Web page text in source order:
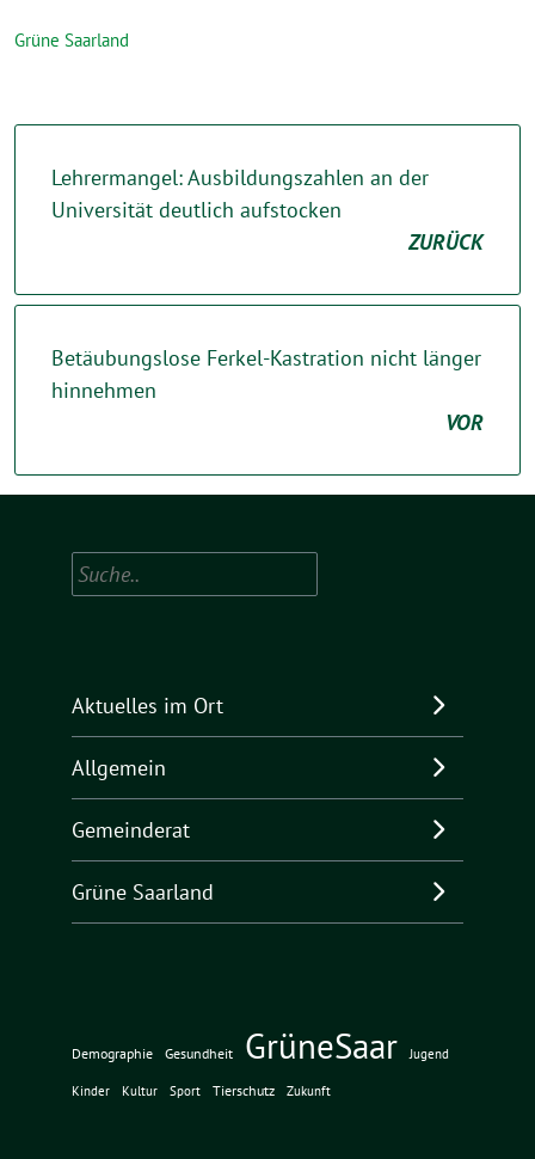
Grüne Saarland
Lehrermangel: Ausbildungszahlen an der
Universität deutlich aufstocken
ZURÜCK
Betäubungslose Ferkel-Kastration nicht länger
hinnehmen
VOR
Suchen
Aktuelles im Ort
Allgemein
Gemeinderat
Grüne Saarland
Demographie Gesundheit GrüneSaar Jugend
Kinder Kultur Sport Tierschutz Zukunft